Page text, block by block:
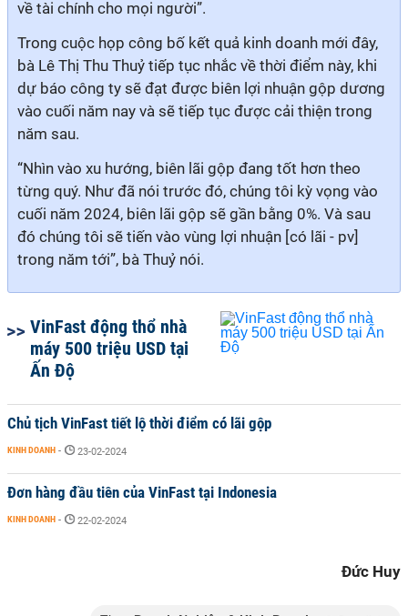
về tài chính cho mọi người”.
Trong cuộc họp công bố kết quả kinh doanh mới đây,
bà Lê Thị Thu Thuỷ tiếp tục nhắc về thời điểm này, khi
dự báo công ty sẽ đạt được biên lợi nhuận gộp dương
vào cuối năm nay và sẽ tiếp tục được cải thiện trong
năm sau.
“Nhìn vào xu hướng, biên lãi gộp đang tốt hơn theo
từng quý. Như đã nói trước đó, chúng tôi kỳ vọng vào
cuối năm 2024, biên lãi gộp sẽ gần bằng 0%. Và sau
đó chúng tôi sẽ tiến vào vùng lợi nhuận [có lãi - pv]
trong năm tới”, bà Thuỷ nói.
VinFast động thổ nhà
máy 500 triệu USD tại
Ấn Độ
Chủ tịch VinFast tiết lộ thời điểm có lãi gộp
KINH DOANH - 23-02-2024
Đơn hàng đầu tiên của VinFast tại Indonesia
KINH DOANH - 22-02-2024
Đức Huy